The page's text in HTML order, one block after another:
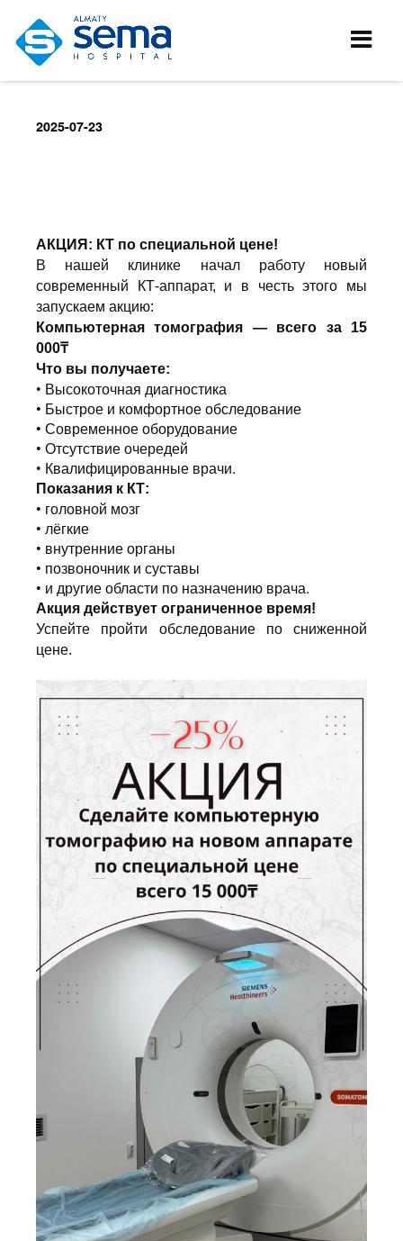
2025-07-23
АКЦИЯ: КТ по специальной цене!
В нашей клинике начал работу новый
современный КТ-аппарат, и в честь этого мы
запускаем акцию:
Компьютерная томография — всего за 15
000₸
Что вы получаете:
• Высокоточная диагностика
• Быстрое и комфортное обследование
• Современное оборудование
• Отсутствие очередей
• Квалифицированные врачи.
Показания к КТ:
• головной мозг
• лёгкие
• внутренние органы
• позвоночник и суставы
• и другие области по назначению врача.
Акция действует ограниченное время!
Успейте пройти обследование по сниженной
цене.